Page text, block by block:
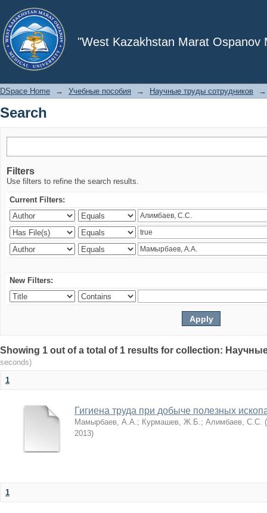
"West Kazakhstan Marat Ospanov
Search
DSpace Home → Учебные пособия → Научные труды сотрудников →
Search
Filters
Use filters to refine the search results.
Current Filters:
New Filters:
Showing 1 out of a total of 1 results for collection:
seconds)
1
Гигиена труда при добыче полезных
Мамырбаев, А.А.; Курмашев, Ж.Б.; Алимбаев, С.С. (
2013)
1